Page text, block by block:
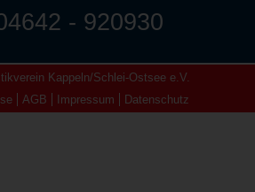
- 920930
Kappeln/Schlei-Ostsee e.V.
AGB Impressum Datenschutz